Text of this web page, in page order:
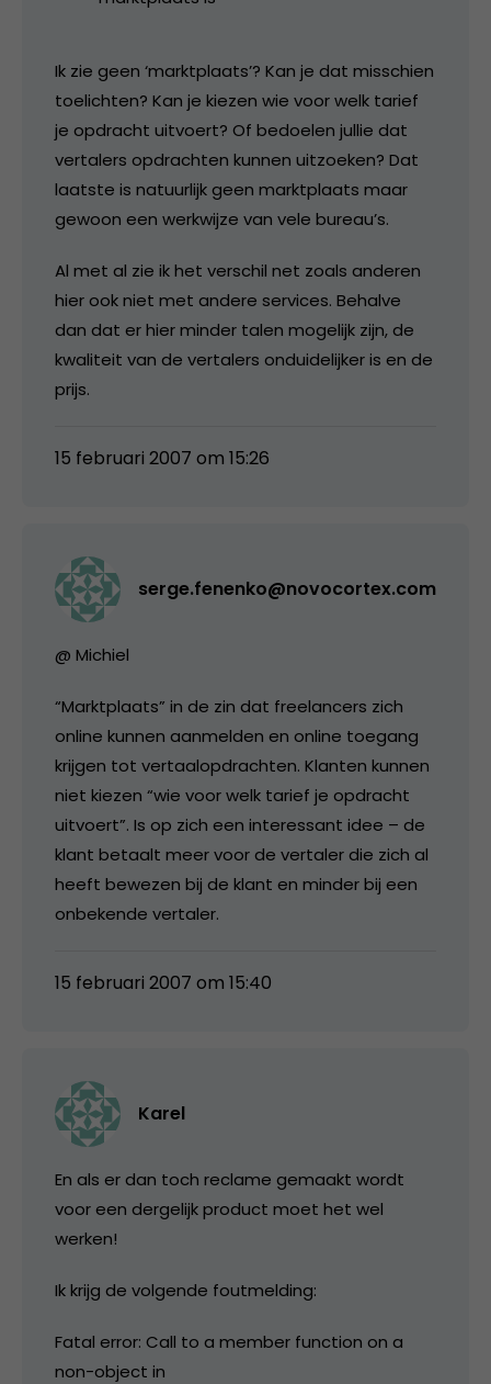
Ik zie geen ‘marktplaats’? Kan je dat misschien
toelichten? Kan je kiezen wie voor welk tarief
je opdracht uitvoert? Of bedoelen jullie dat
vertalers opdrachten kunnen uitzoeken? Dat
laatste is natuurlijk geen marktplaats maar
gewoon een werkwijze van vele bureau’s.
Al met al zie ik het verschil net zoals anderen
hier ook niet met andere services. Behalve
dan dat er hier minder talen mogelijk zijn, de
kwaliteit van de vertalers onduidelijker is en de
prijs.
15 februari 2007 om 15:26
serge.fenenko@novocortex.com
@ Michiel
“Marktplaats” in de zin dat freelancers zich
online kunnen aanmelden en online toegang
krijgen tot vertaalopdrachten. Klanten kunnen
niet kiezen “wie voor welk tarief je opdracht
uitvoert”. Is op zich een interessant idee – de
klant betaalt meer voor de vertaler die zich al
heeft bewezen bij de klant en minder bij een
onbekende vertaler.
15 februari 2007 om 15:40
Karel
En als er dan toch reclame gemaakt wordt
voor een dergelijk product moet het wel
werken!
Ik krijg de volgende foutmelding:
Fatal error: Call to a member function on a
non-object in